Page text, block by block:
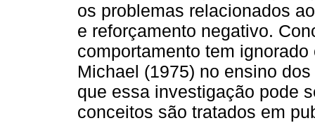
os problemas relacionados
e reforçamento negativo.
comportamento tem
Michael (1975) no ensino
que essa investigação pode
conceitos são tratados em